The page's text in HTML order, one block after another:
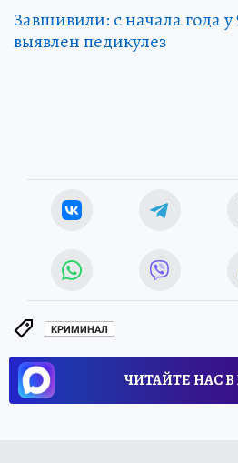
Завшивили: с начала года
выявлен педикулез
КРИМИНАЛ
ЧИТАЙТЕ НАС